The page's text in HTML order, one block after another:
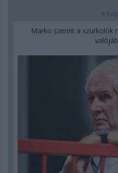
4
Marko szerint a szurkolók